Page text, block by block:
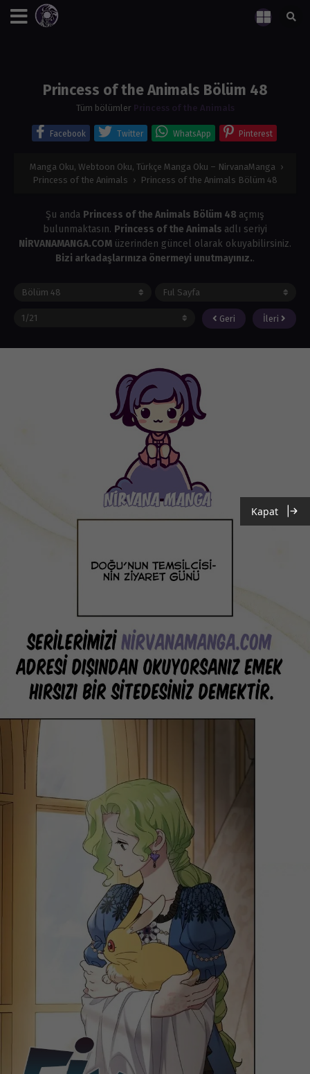
Princess of the Animals Bölüm 48
Tüm bölümler Princess of the Animals
Facebook Twitter WhatsApp Pinterest
Manga Oku, Webtoon Oku, Türkçe Manga Oku – NirvanaManga ›
Princess of the Animals › Princess of the Animals Bölüm 48
Şu anda Princess of the Animals Bölüm 48 açmış
bulunmaktasın. Princess of the Animals adlı seriyi
NİRVANAMANGA.COM üzerinden güncel olarak okuyabilirsiniz.
Bizi arkadaşlarınıza önermeyi unutmayınız..
Geri İleri
Kapat